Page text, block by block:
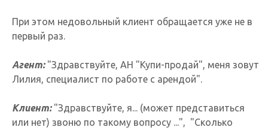
При этом недовольный клиент обращается уже не в
первый раз.
Агент:"Здравствуйте, АН "Купи-продай", меня зовут
Лилия, специалист по работе с арендой".
Клиент:"Здравствуйте, я... (может представиться
или нет) звоню по такому вопросу ...", "Сколько